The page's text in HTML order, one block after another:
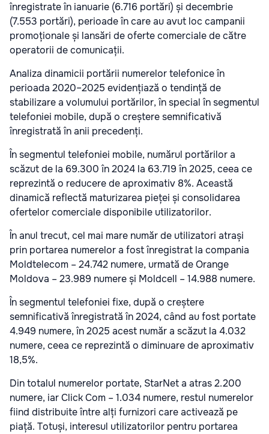
înregistrate în ianuarie (6.716 portări) și decembrie
(7.553 portări), perioade în care au avut loc campanii
promoționale și lansări de oferte comerciale de către
operatorii de comunicații.
Analiza dinamicii portării numerelor telefonice în
perioada 2020–2025 evidențiază o tendință de
stabilizare a volumului portărilor, în special în segmentul
telefoniei mobile, după o creștere semnificativă
înregistrată în anii precedenți.
În segmentul telefoniei mobile, numărul portărilor a
scăzut de la 69.300 în 2024 la 63.719 în 2025, ceea ce
reprezintă o reducere de aproximativ 8%. Această
dinamică reflectă maturizarea pieței și consolidarea
ofertelor comerciale disponibile utilizatorilor.
În anul trecut, cel mai mare număr de utilizatori atrași
prin portarea numerelor a fost înregistrat la compania
Moldtelecom – 24.742 numere, urmată de Orange
Moldova – 23.989 numere și Moldcell – 14.988 numere.
În segmentul telefoniei fixe, după o creștere
semnificativă înregistrată în 2024, când au fost portate
4.949 numere, în 2025 acest număr a scăzut la 4.032
numere, ceea ce reprezintă o diminuare de aproximativ
18,5%.
Din totalul numerelor portate, StarNet a atras 2.200
numere, iar Click Com – 1.034 numere, restul numerelor
fiind distribuite între alți furnizori care activează pe
piață. Totuși, interesul utilizatorilor pentru portarea